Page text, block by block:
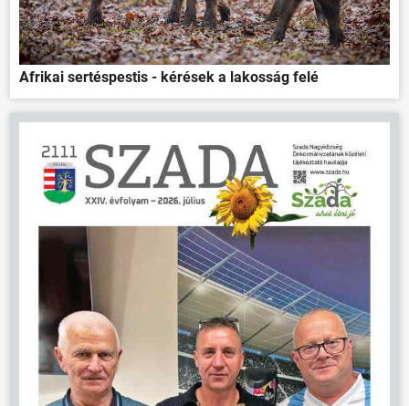
Afrikai sertéspestis - kérések a lakosság felé